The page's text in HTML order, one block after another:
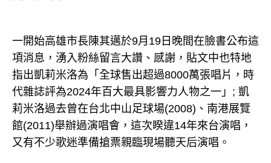
一開始高雄市長陳其邁於9月19日晚間在臉書公布這
項消息，湧入粉絲留言大讚、感謝，貼文中也特地
指出凱莉米洛為「全球售出超過8000萬張唱片，時
代雜誌評為2024年百大最具影響力人物之一」; 凱
莉米洛過去曾在台北中山足球場(2008)、南港展覽
館(2011)舉辦過演唱會，這次睽違14年來台演唱，
又有不少歌迷準備搶票親臨現場聽天后演唱。